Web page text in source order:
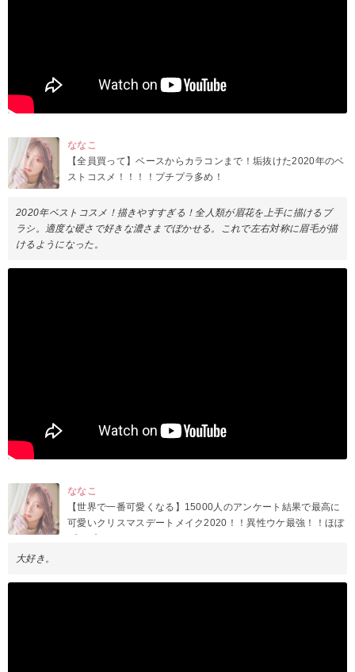
ななこ
【全員買って】ベースからカラコンまで！垢抜けた2020年のベ
ストコスメ！！！！プチプラ多め！
2020年ベストコスメ！描きやすすぎる！全人類が眉花を上手に描けるブ
ラシ。適度な硬さで好きな濃さまでぼかせる。これで左右対称に眉毛が描
けるようになった。
ななこ
【世界で一番可愛くなる】15000人のアンケート結果で最高に
可愛いクリスマスデートメイク2020！！異性ウケ最強！！ほぼ
プチプラ！！！
大好き。